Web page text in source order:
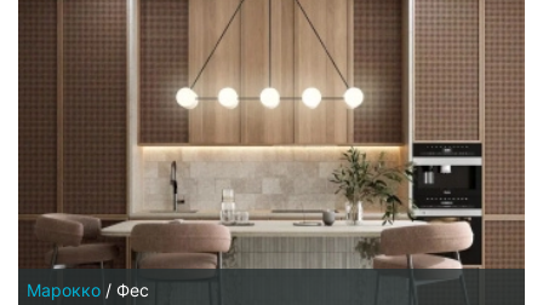
Марокко / Фес